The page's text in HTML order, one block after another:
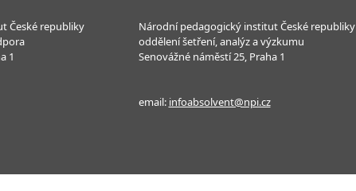
České republiky
1
Národní pedagogický institut České republiky
oddělení šetření, analýz a výzkumu
Senovážné náměstí 25, Praha 1
email: infoabsolvent@npi.cz